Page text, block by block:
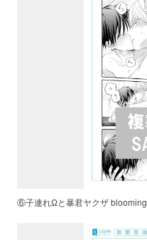
⑥子連れΩと暴君ヤクザ blooming